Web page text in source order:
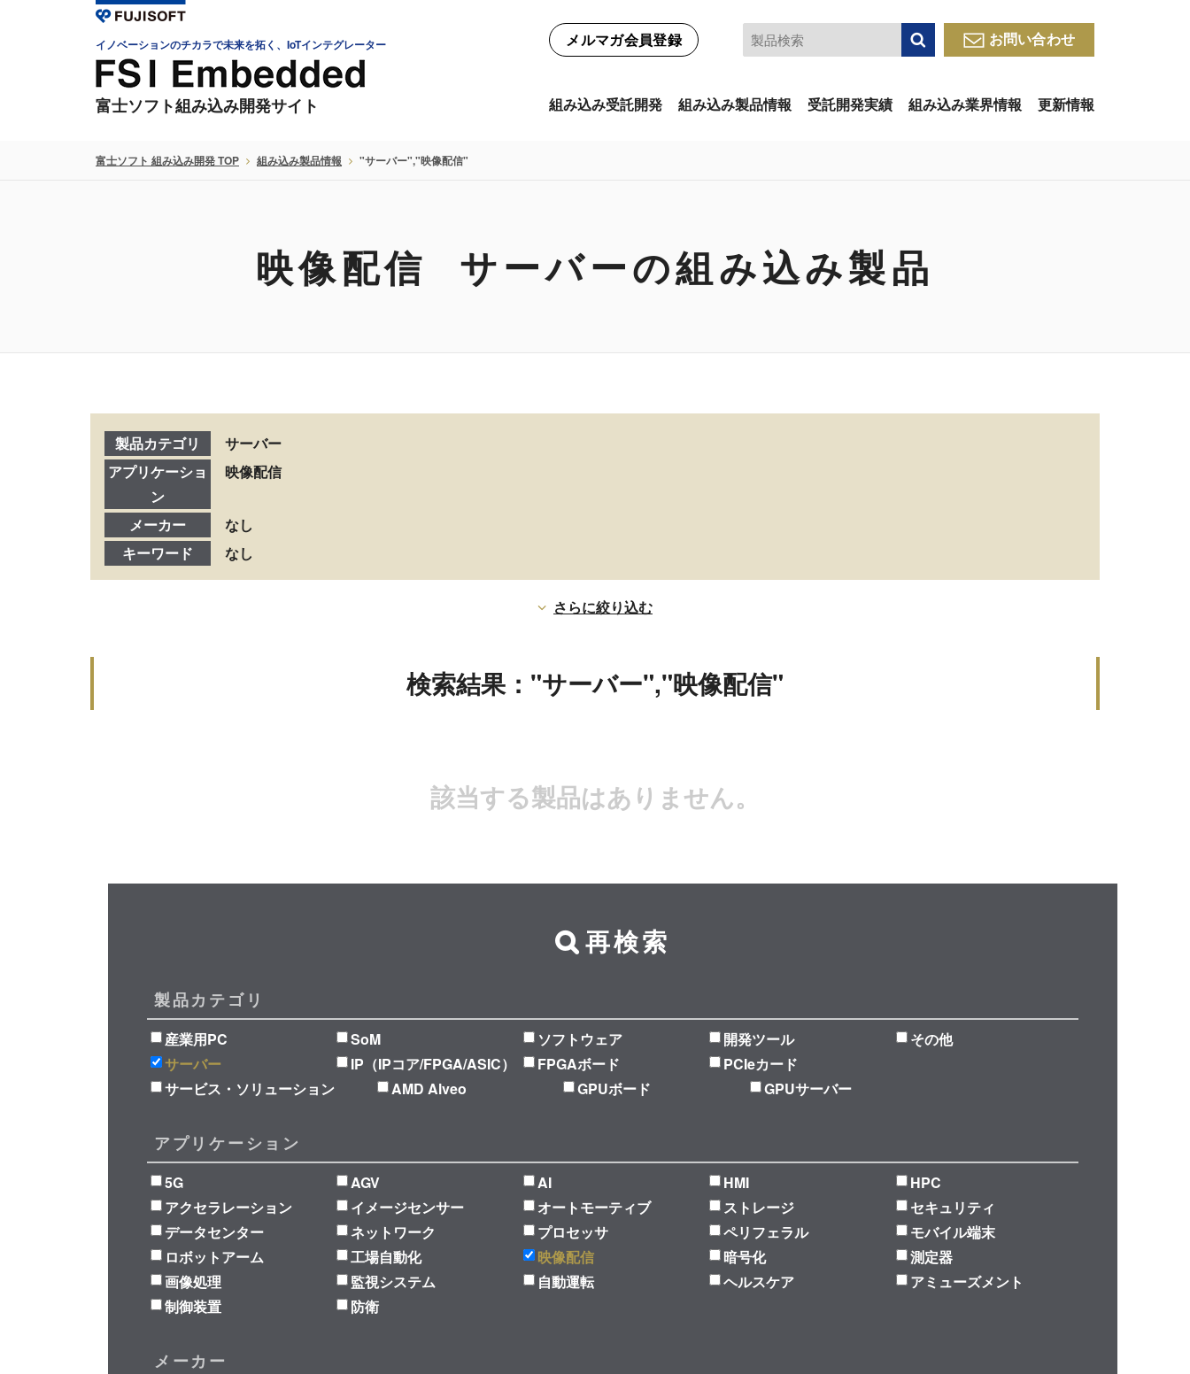
イノベーションのチカラで未来を拓く、IoTインテグレーター
富士ソフト組み込み開発サイト
メルマガ会員登録 検索 お問い合わせ
組み込み受託開発 組み込み製品情報 受託開発実績 組み込み業界情報 更新情報
富士ソフト 組み込み開発 TOP 組み込み製品情報 "サーバー","映像配信"
映像配信 サーバーの組み込み製品
製品カテゴリ
サーバー
アプリケーショ
ン
映像配信
メーカー
なし
キーワード
なし
さらに絞り込む
検索結果："サーバー","映像配信"
該当する製品はありません。
再検索
製品カテゴリ
産業用PC SoM ソフトウェア 開発ツール
その他
サーバー
IP（IPコア/FPGA/ASIC） FPGAボード
PCIeカード
サービス・ソリューション
AMD Alveo GPUボード GPUサーバー
アプリケーション
5G AGV AI HMI
HPC
アクセラレーション
イメージセンサー オートモーティブ ストレージ
セキュリティ
データセンター
ネットワーク プロセッサ ペリフェラル
モバイル端末
ロボットアーム
工場自動化 映像配信 暗号化
測定器
画像処理
監視システム 自動運転 ヘルスケア
アミューズメント
制御装置
防衛
メーカー